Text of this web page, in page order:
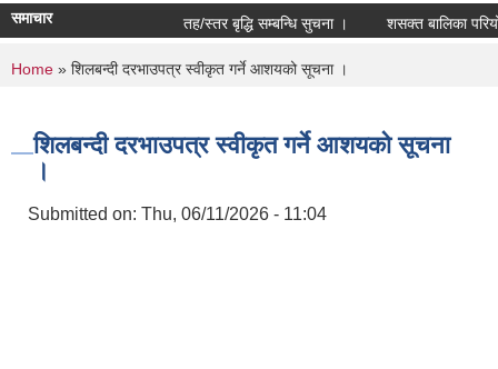
समाचार तह/स्तर बृद्धि सम्बन्धि सुचना । शसक्त बालिका
You are here
Home » शिलबन्दी दरभाउपत्र स्वीकृत गर्ने आशयको सूचना ।
शिलबन्दी दरभाउपत्र स्वीकृत गर्ने आशयको सूचना
।
Submitted on: Thu, 06/11/2026 - 11:04